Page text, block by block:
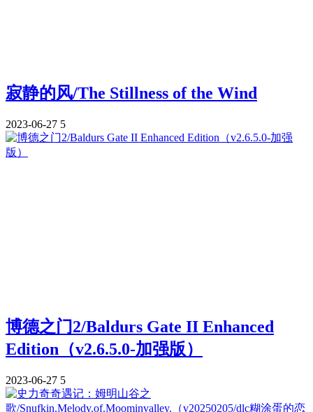
寂静的风/The Stillness of the Wind
2023-06-27 5
博德之门2/Baldurs Gate II Enhanced
Edition（v2.6.5.0-加强版）
2023-06-27 5